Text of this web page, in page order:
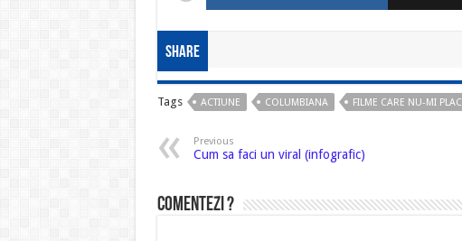
Share
Tags ACTIUNE COLUMBIANA FILME CARE NU-MI PLAC
Previous
Cum sa faci un viral (infografic)
Comentezi ?